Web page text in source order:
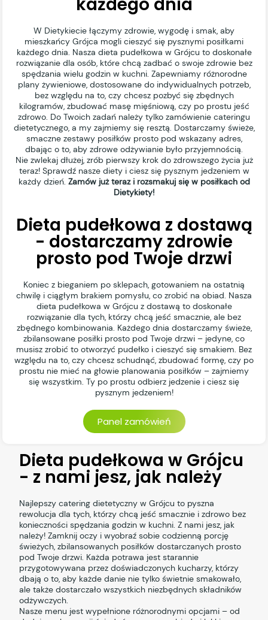
każdego dnia
W Dietykiecie łączymy zdrowie, wygodę i smak, aby
mieszkańcy Grójca mogli cieszyć się pysznymi posiłkami
każdego dnia. Nasza dieta pudełkowa w Grójcu to doskonałe
rozwiązanie dla osób, które chcą zadbać o swoje zdrowie bez
spędzania wielu godzin w kuchni. Zapewniamy różnorodne
plany żywieniowe, dostosowane do indywidualnych potrzeb,
bez względu na to, czy chcesz pozbyć się zbędnych
kilogramów, zbudować masę mięśniową, czy po prostu jeść
zdrowo. Do Twoich zadań należy tylko zamówienie cateringu
dietetycznego, a my zajmiemy się resztą. Dostarczamy świeże,
smaczne zestawy posiłków prosto pod wskazany adres,
dbając o to, aby zdrowe odżywianie było przyjemnością.
Nie zwlekaj dłużej, zrób pierwszy krok do zdrowszego życia już
teraz! Sprawdź nasze diety i ciesz się pysznym jedzeniem w
każdy dzień. Zamów już teraz i rozsmakuj się w posiłkach od
Dietykiety!
Dieta pudełkowa z dostawą
- dostarczamy zdrowie
prosto pod Twoje drzwi
Koniec z bieganiem po sklepach, gotowaniem na ostatnią
chwilę i ciągłym brakiem pomysłu, co zrobić na obiad. Nasza
dieta pudełkowa w Grójcu z dostawą to doskonałe
rozwiązanie dla tych, którzy chcą jeść smacznie, ale bez
zbędnego kombinowania. Każdego dnia dostarczamy świeże,
zbilansowane posiłki prosto pod Twoje drzwi – jedyne, co
musisz zrobić to otworzyć pudełko i cieszyć się smakiem. Bez
względu na to, czy chcesz schudnąć, zbudować formę, czy po
prostu nie mieć na głowie planowania posiłków – zajmiemy
się wszystkim. Ty po prostu odbierz jedzenie i ciesz się
pysznym jedzeniem!
Panel zamówień
Dieta pudełkowa w Grójcu
- z nami jesz, jak należy
Najlepszy catering dietetyczny w Grójcu to pyszna
rewolucja dla tych, którzy chcą jeść smacznie i zdrowo bez
konieczności spędzania godzin w kuchni. Z nami jesz, jak
należy! Zamknij oczy i wyobraź sobie codzienną porcję
świeżych, zbilansowanych posiłków dostarczanych prosto
pod Twoje drzwi. Każda potrawa jest starannie
przygotowywana przez doświadczonych kucharzy, którzy
dbają o to, aby każde danie nie tylko świetnie smakowało,
ale także dostarczało wszystkich niezbędnych składników
odżywczych.
Nasze menu jest wypełnione różnorodnymi opcjami – od